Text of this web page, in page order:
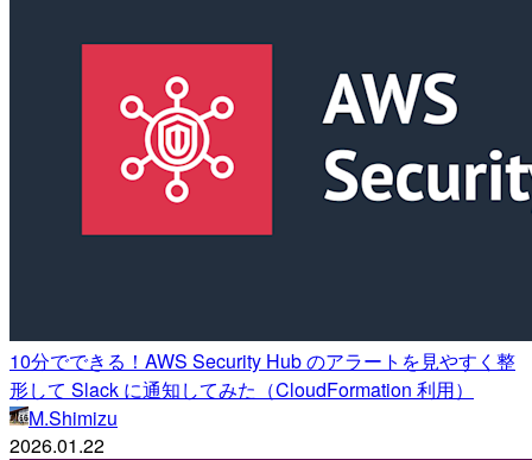
10分でできる！AWS Security Hub のアラートを見やすく整
形して Slack に通知してみた（CloudFormation 利用）
M.Shimizu
2026.01.22